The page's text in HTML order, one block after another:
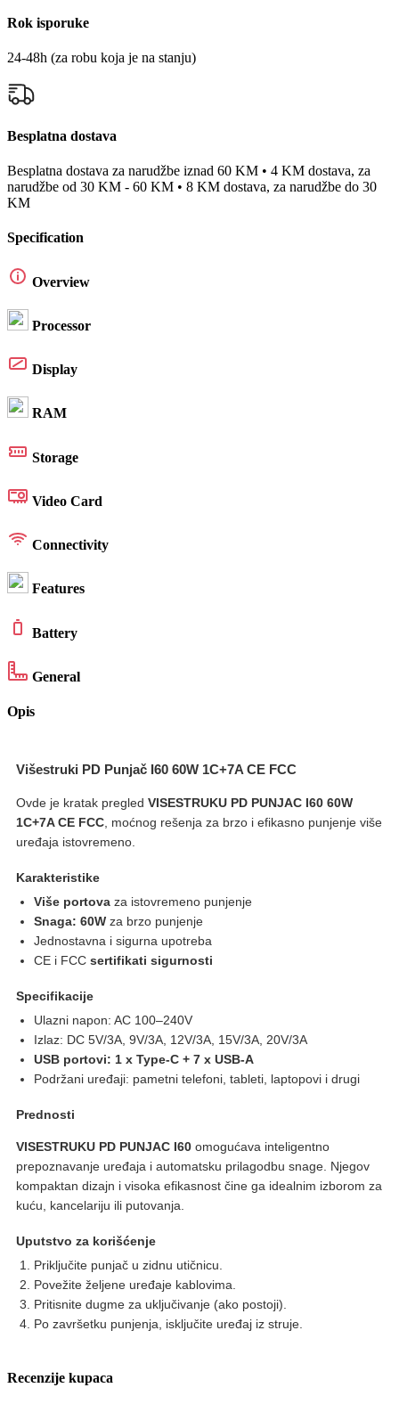
Rok isporuke
24-48h (za robu koja je na stanju)
Besplatna dostava
Besplatna dostava za narudžbe iznad 60 KM • 4 KM dostava, za
narudžbe od 30 KM - 60 KM • 8 KM dostava, za narudžbe do 30
KM
Specification
Overview
Processor
Display
RAM
Storage
Video Card
Connectivity
Features
Battery
General
Opis
Višestruki PD Punjač I60 60W 1C+7A CE FCC
Ovde je kratak pregled VISESTRUKU PD PUNJAC I60 60W
1C+7A CE FCC , moćnog rešenja za brzo i efikasno punjenje više
uređaja istovremeno.
Karakteristike
Više portova za istovremeno punjenje
Snaga: 60W za brzo punjenje
Jednostavna i sigurna upotreba
CE i FCC sertifikati sigurnosti
Specifikacije
Ulazni napon: AC 100–240V
Izlaz: DC 5V/3A, 9V/3A, 12V/3A, 15V/3A, 20V/3A
USB portovi: 1 x Type-C + 7 x USB-A
Podržani uređaji: pametni telefoni, tableti, laptopovi i drugi
Prednosti
VISESTRUKU PD PUNJAC I60 omogućava inteligentno
prepoznavanje uređaja i automatsku prilagodbu snage. Njegov
kompaktan dizajn i visoka efikasnost čine ga idealnim izborom za
kuću, kancelariju ili putovanja.
Uputstvo za korišćenje
Priključite punjač u zidnu utičnicu.
Povežite željene uređaje kablovima.
Pritisnite dugme za uključivanje (ako postoji).
Po završetku punjenja, isključite uređaj iz struje.
Recenzije kupaca